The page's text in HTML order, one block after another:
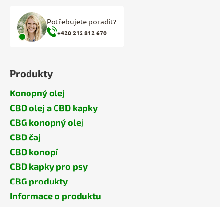
Potřebujete poradit?
+420 212 812 670
Produkty
Konopný olej
CBD olej a CBD kapky
CBG konopný olej
CBD čaj
CBD konopí
CBD kapky pro psy
CBG produkty
Informace o produktu